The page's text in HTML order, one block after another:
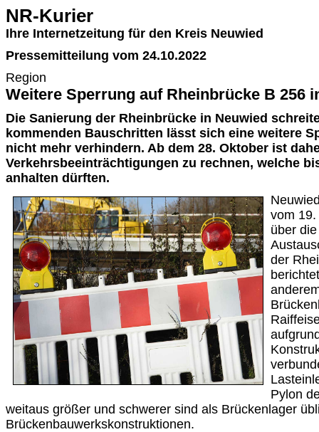
NR-Kurier
Ihre Internetzeitung für den Kreis Neuwied
Pressemitteilung vom 24.10.2022
Region
Weitere Sperrung auf Rheinbrücke B 256
Die Sanierung der Rheinbrücke in Neuwied
kommenden Bauschritten lässt sich eine weitere
nicht mehr verhindern. Ab dem 28. Oktober ist
Verkehrsbeeinträchtigungen zu rechnen, welche
anhalten dürften.
vom
über
der
Pylon
weitaus größer und schwerer sind als Brückenlager
Brückenbauwerkskonstruktionen.